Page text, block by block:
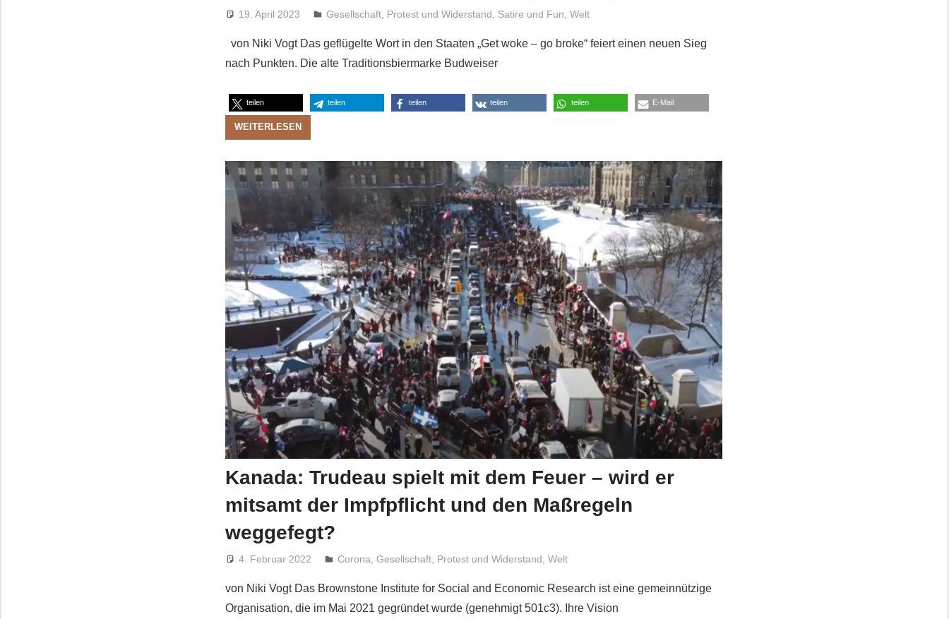
19. April 2023 Niki Vogt
Gesellschaft, Protest und Widerstand Satire und Fun Welt
von Niki Vogt Das geflügelte Wort in den Staaten „Get woke – go broke“ feiert einen neuen Sieg
nach Punkten. Die alte Traditionsbiermarke Budweiser
teilen teilen teilen teilen teilen E-Mail
WEITERLESEN
Kanada: Trudeau spielt mit dem Feuer – wird er
mitsamt der Impfpflicht und den Maßregeln
weggefegt?
4. Februar 2022 Niki Vogt
Corona Gesellschaft, Protest und Widerstand Welt
von Niki Vogt Das Brownstone Institute for Social and Economic Research ist eine gemeinnützige
Organisation, die im Mai 2021 gegründet wurde (genehmigt 501c3). Ihre Vision